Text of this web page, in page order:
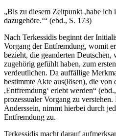
„Bis zu diesem Zeitpunkt ,habe ich
dazugehöre.‘“ (ebd., S. 173)
Nach Terkessidis beginnt der
Vorgang der Entfremdung, womit
bezieht, die geanderten Deutschen,
zugehörig gefühlt haben, zum
verdeutlichen. Da auffällige
bestimmte Akte aus(lösen), die von
,Entfremdung‘ erlebt werden“
prozessualer Vorgang zu
Anderssein, nimmt hierbei durch
Entfremdung zu.
Terkessidis macht darauf